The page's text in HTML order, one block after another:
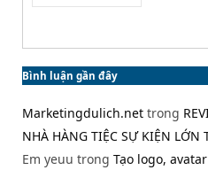
Bình luận gần đây
Marketingdulich.net trong
NHÀ HÀNG TIỆC SỰ KIỆN LỚN
Em yeuu trong Tạo logo,